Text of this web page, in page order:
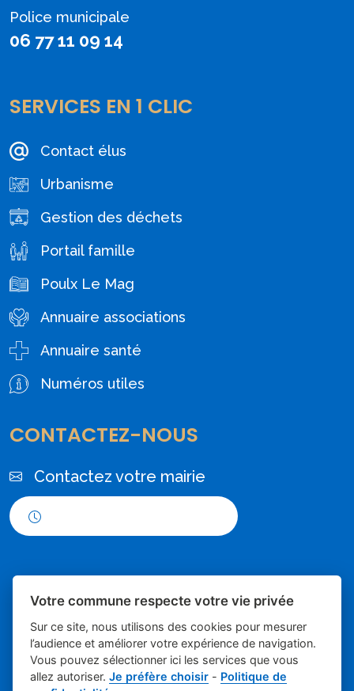
Police municipale
06 77 11 09 14
SERVICES EN 1 CLIC
Contact élus
Urbanisme
Gestion des déchets
Portail famille
Poulx Le Mag
Annuaire associations
Annuaire santé
Numéros utiles
CONTACTEZ-NOUS
Contactez votre mairie
Place du village la solution web et
- Mairie de
Votre commune respecte votre vie privée
Sur ce site, nous utilisons des cookies pour mesurer
l’audience et améliorer votre expérience de navigation.
Vous pouvez sélectionner ici les services que vous
allez autoriser.Je préfère choisir - Politique de